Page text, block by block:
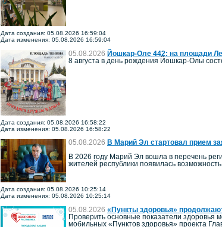
Дата создания: 05.08.2026 16:59:04
Дата изменения: 05.08.2026 16:59:04
05.08.2026 Йошкар-Оле 442: на площади
8 августа в день рождения Йошкар-Олы
Дата создания: 05.08.2026 16:58:22
Дата изменения: 05.08.2026 16:58:22
05.08.2026 В Марий Эл стартовал прием
В 2026 году Марий Эл вошла в перечень
жителей республики появилась
Дата создания: 05.08.2026 10:25:14
Дата изменения: 05.08.2026 10:25:14
05.08.2026 «Пункты здоровья»
Проверить основные показатели здоровья
мобильных «Пунктов здоровья» проекта